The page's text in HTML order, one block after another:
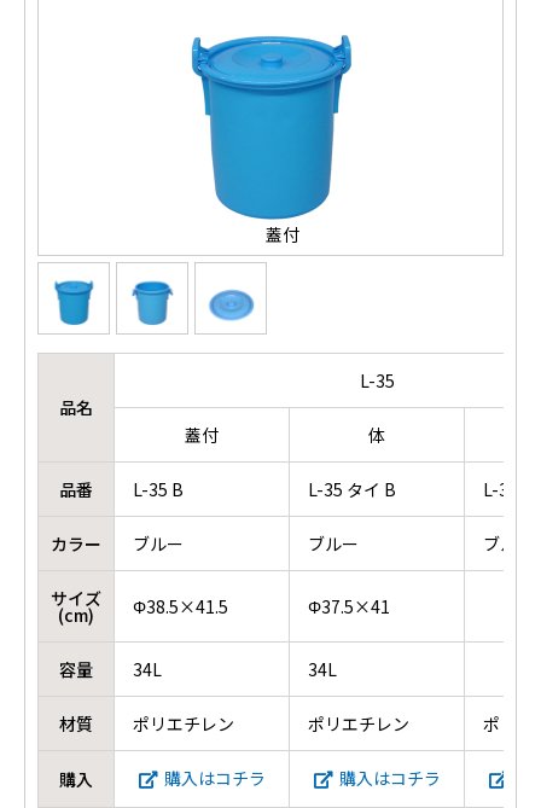
蓋付
品名
L-35
蓋付 体
品番 L-35 B L-35 タイ B L-35/
カラー ブルー ブルー ブルー
サイズ
(cm) Φ38.5×41.5 Φ37.5×41
容量 34L 34L
材質 ポリエチレン ポリエチレン ポリエ
購入 購入はコチラ 購入はコチラ